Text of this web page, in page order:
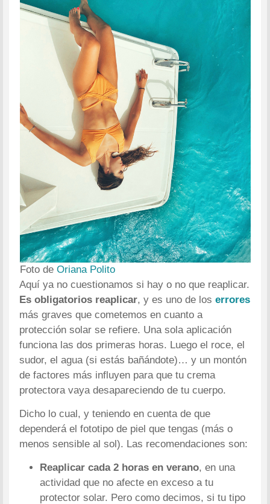
Foto de Oriana Polito
Aquí ya no cuestionamos si hay o no que reaplicar.
Es obligatorios reaplicar, y es uno de loserrores
más graves que cometemos en cuanto a
protección solar se refiere. Una sola aplicación
funciona las dos primeras horas. Luego el roce, el
sudor, el agua (si estás bañándote)… y un montón
de factores más influyen para que tu crema
protectora vaya desapareciendo de tu cuerpo.
Dicho lo cual, y teniendo en cuenta de que
dependerá el fototipo de piel que tengas (más o
menos sensible al sol). Las recomendaciones son:
Reaplicar cada 2 horas en verano, en una
actividad que no afecte en exceso a tu
protector solar. Pero como decimos, si tu tipo